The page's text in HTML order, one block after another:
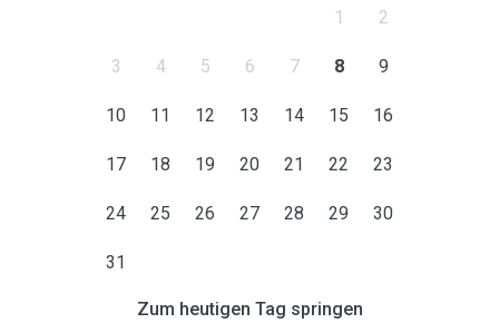
1 2
3 4 5 6 7 8 9
10 11 12 13 14 15 16
17 18 19 20 21 22 23
24 25 26 27 28 29 30
31
Zum heutigen Tag springen